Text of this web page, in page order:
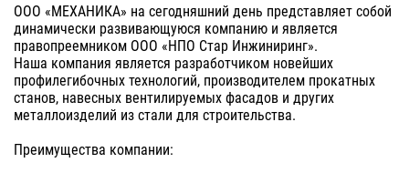
ООО «МЕХАНИКА» на сегодняшний день представляет собой
динамически развивающуюся компанию и является
правопреемником ООО «НПО Стар Инжиниринг».
Наша компания является разработчиком новейших
профилегибочных технологий, производителем прокатных
станов, навесных вентилируемых фасадов и других
металлоизделий из стали для строительства.
Преимущества компании: